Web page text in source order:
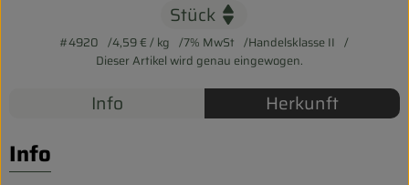
Pferdepension & Reitbetrieb
#4920 4,59 €/ kg 7% MwSt
Handelsklasse II
Dieser Artikel wird genau eingewogen.
Info Herkunft
Info